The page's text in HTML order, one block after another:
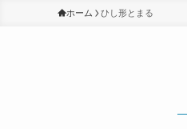
ホーム ひし形とまる